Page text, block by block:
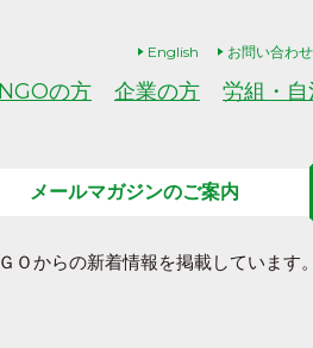
English お問い合わせ
NGOの方 企業の方 労組・
メールマガジンのご案内
Ｏからの新着情報を掲載しています。